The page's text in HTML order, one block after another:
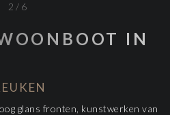
2 / 6
IN
glans fronten, kunstwerken van